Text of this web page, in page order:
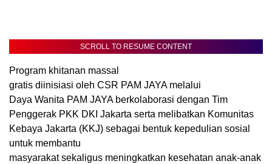
SCROLL TO RESUME CONTENT
Program khitanan massal
gratis diinisiasi oleh CSR PAM JAYA melalui
Daya Wanita PAM JAYA berkolaborasi dengan Tim
Penggerak PKK DKI Jakarta serta melibatkan Komunitas
Kebaya Jakarta (KKJ) sebagai bentuk kepedulian sosial
untuk membantu
masyarakat sekaligus meningkatkan kesehatan anak-anak